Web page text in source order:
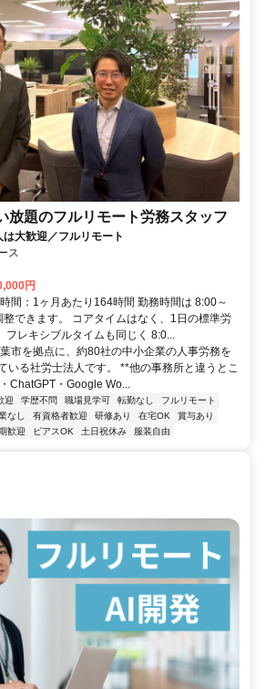
放題のフルリモート労務スタッフ
大歓迎／フルリモート
ス
円
間：1ヶ月あたり164時間 勤務時間は 8:00～
できます。 コアタイムはなく、1日の標準労
レキシブルタイムも同じく 8:0...
市を拠点に、約80社の中小企業の人事労務を
いる社労士法人です。 **他の事務所と違うとこ
ChatGPT・Google Wo...
迎 学歴不問 職場見学可 転勤なし
フルリモート
なし 有資格者歓迎 研修あり 在宅OK
賞与あり
歓迎 ピアスOK 土日祝休み 服装自由